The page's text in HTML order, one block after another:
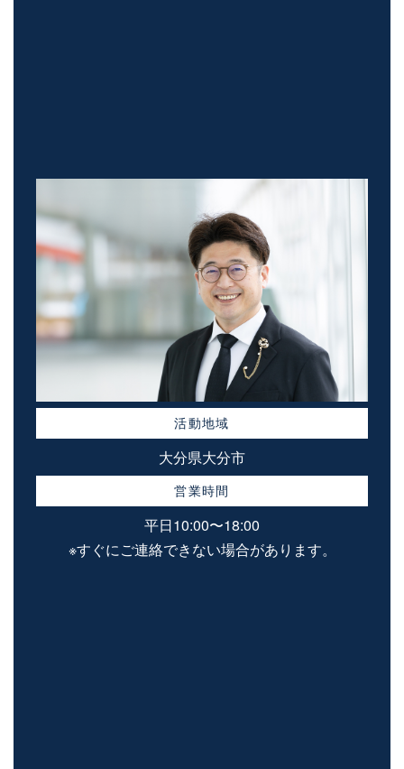
活動地域
大分県大分市
営業時間
平日10:00〜18:00
※すぐにご連絡できない場合があります。